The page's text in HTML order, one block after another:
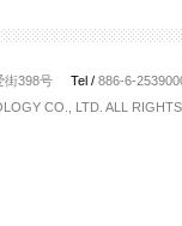
街398号 Tel / 886-6-
CO., LTD. ALL RIGHTS